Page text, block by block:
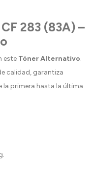
283 (83A) –
este Tóner Alternativo.
calidad, garantiza
la primera hasta la última